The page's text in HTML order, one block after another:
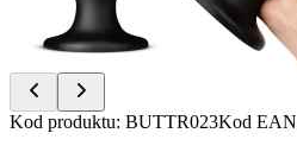
Item
Kod produktu: BUTTR023Kod EAN